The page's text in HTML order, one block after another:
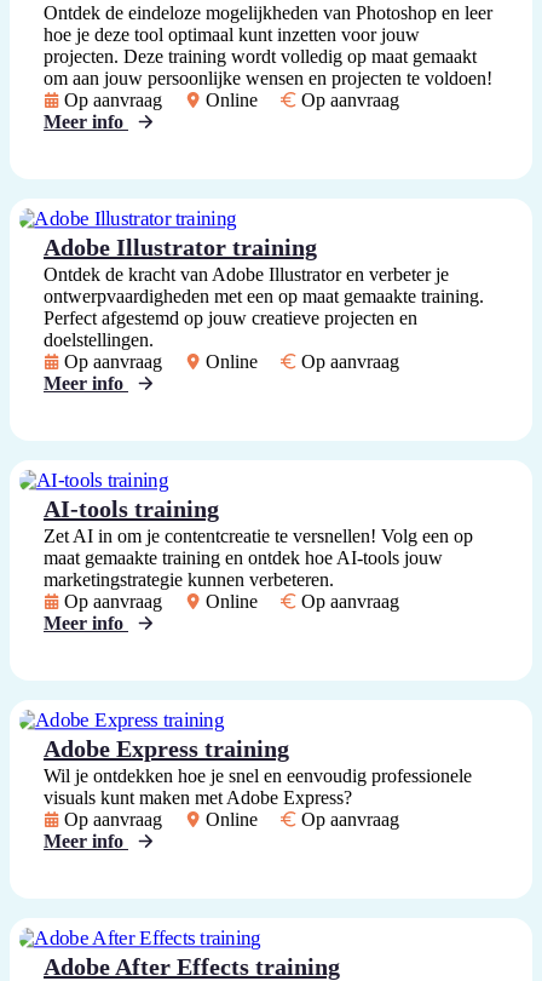
Ontdek de eindeloze mogelijkheden van Photoshop en leer
hoe je deze tool optimaal kunt inzetten voor jouw
projecten. Deze training wordt volledig op maat gemaakt
om aan jouw persoonlijke wensen en projecten te voldoen!
Op aanvraag
Online
Op aanvraag
Meer info
Adobe Illustrator training
Ontdek de kracht van Adobe Illustrator en verbeter je
ontwerpvaardigheden met een op maat gemaakte training.
Perfect afgestemd op jouw creatieve projecten en
doelstellingen.
Op aanvraag
Online
Op aanvraag
Meer info
AI-tools training
Zet AI in om je contentcreatie te versnellen! Volg een op
maat gemaakte training en ontdek hoe AI-tools jouw
marketingstrategie kunnen verbeteren.
Op aanvraag
Online
Op aanvraag
Meer info
Adobe Express training
Wil je ontdekken hoe je snel en eenvoudig professionele
visuals kunt maken met Adobe Express?
Op aanvraag
Online
Op aanvraag
Meer info
Adobe After Effects training